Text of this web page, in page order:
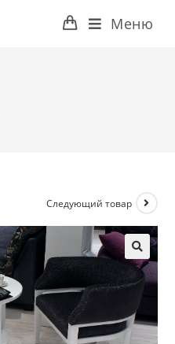
Меню
Следующий товар